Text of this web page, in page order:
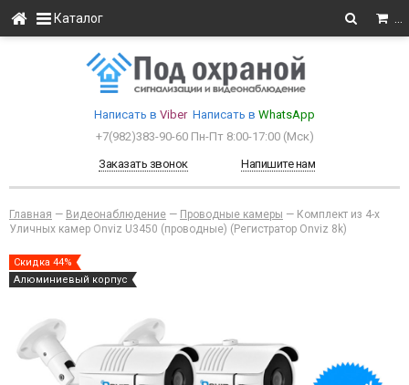
Каталог
Написать в Viber Написать в WhatsApp
+7(982)383-90-60 Пн-Пт 8:00-17:00 (Мcк)
Заказать звонок
Напишите нам
Главная — Видеонаблюдение — Проводные камеры — Комплект из 4-х
Уличных камер Onviz U3450 (проводные) (Регистратор Onviz 8k)
Скидка 44%
Алюминиевый корпус